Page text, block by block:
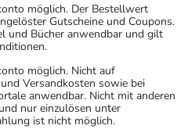
möglich. Der Bestellwert
Gutscheine und Coupons.
und Bücher anwendbar und gilt
möglich. Nicht auf
Versandkosten sowie bei
anwendbar. Nicht mit anderen
nur einzulösen unter
ist nicht möglich.